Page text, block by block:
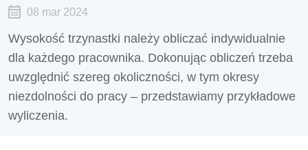
08 mar 2024
Wysokość trzynastki należy obliczać indywidualnie
dla każdego pracownika. Dokonując obliczeń trzeba
uwzględnić szereg okoliczności, w tym okresy
niezdolności do pracy – przedstawiamy przykładowe
wyliczenia.